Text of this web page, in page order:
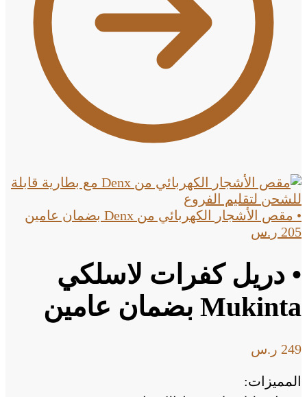
• مقص الأشجار الكهربائي من Denx بضمان عامين
205 ر.س
• دريل كفرات لاسلكي
Mukinta بضمان عامين
249 ر.س
المميزات: